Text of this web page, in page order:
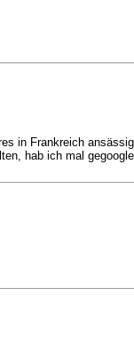
in Frankreich
hab ich mal